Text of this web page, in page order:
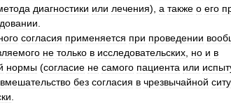
диагностики или лечения), а также о его
согласия применяется при проведении
не только в исследовательских но и в
нормы (согласие не самого пациента или
вмешательство без согласия в чрезвычайной